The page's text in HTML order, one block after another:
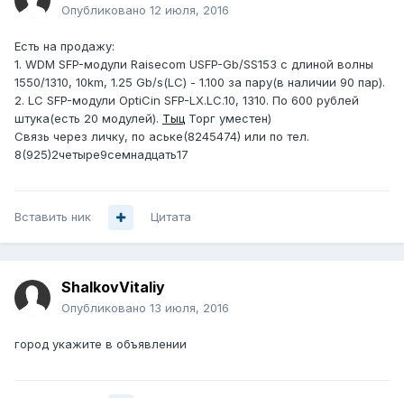
Опубликовано 12 июля, 2016
Есть на продажу:
1. WDM SFP-модули Raisecom USFP-Gb/SS153 с длиной волны
1550/1310, 10km, 1.25 Gb/s(LC) - 1.100 за пару(в наличии 90 пар).
2. LC SFP-модули OptiCin SFP-LX.LC.10, 1310. По 600 рублей
штука(есть 20 модулей). Тыц Торг уместен)
Связь через личку, по аське(8245474) или по тел.
8(925)2четыре9семнадцать17
Вставить ник Цитата
ShalkovVitaliy
Опубликовано 13 июля, 2016
город укажите в объявлении